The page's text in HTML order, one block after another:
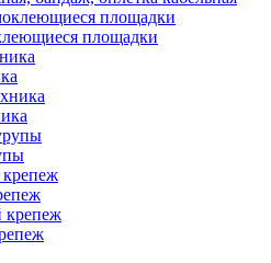
площадки